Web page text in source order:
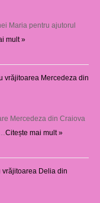
Maria pentru ajutorul
mult »
vrăjitoarea Mercedeza din
Mercedeza din Craiova
Citește mai mult »
vrăjitoarea Delia din